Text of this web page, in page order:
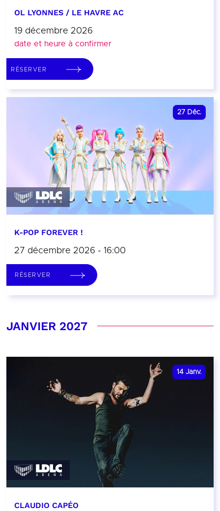
OL LYONNES / LE HAVRE AC
19 décembre 2026
date et heure à confirmer
RÉSERVER
27 Déc.
K-POP FOREVER !
27 décembre 2026 - 16:00
RÉSERVER
JANVIER 2027
14 Janv.
CLAUDIO CAPÉO